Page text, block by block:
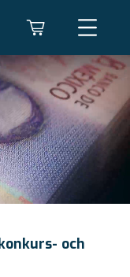
och